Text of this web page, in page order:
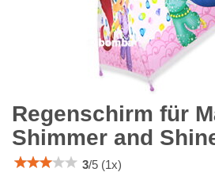
Regenschirm für
Shimmer and
3/5 (1 x)